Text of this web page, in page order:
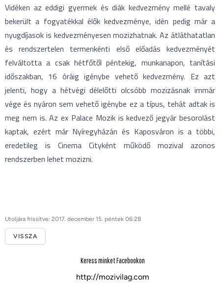
Vidéken az eddigi gyermek és diák kedvezmény mellé tavaly
bekerült a fogyatékkal élők kedvezménye, idén pedig már a
nyugdíjasok is kedvezményesen mozizhatnak. Az átláthatatlan
és rendszertelen termenkénti első előadás kedvezményét
felváltotta a csak hétfőtől péntekig, munkanapon, tanítási
időszakban, 16 óráig igénybe vehető kedvezmény. Ez azt
jelenti, hogy a hétvégi délelőtti olcsóbb mozizásnak immár
vége és nyáron sem vehető igénybe ez a típus, tehát adtak is
meg nem is. Az ex Palace Mozik is kedvező jegyár besorolást
kaptak, ezért már Nyíregyházán és Kaposváron is a többi,
eredetileg is Cinema Cityként működő mozival azonos
rendszerben lehet mozizni.
Utoljára frissítve: 2017. december 15. péntek 06:28
VISSZA
Keress minket Facebookon
http://mozivilag.com